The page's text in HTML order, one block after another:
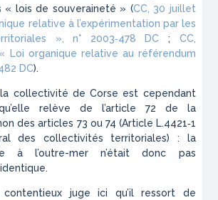
« lois de souveraineté » (CC, 30 juillet
relative à l’expérimentation par les
», n° 2003‑478 DC ; CC,
« Loi organique relative au référendum
DC).
collectivité de Corse est cependant
relève de l’article 72 de la
des articles 73 ou 74 (Article L.4421‑1
des collectivités territoriales) : la
à l’outre-mer n’était donc pas
juge ici qu’il ressort de